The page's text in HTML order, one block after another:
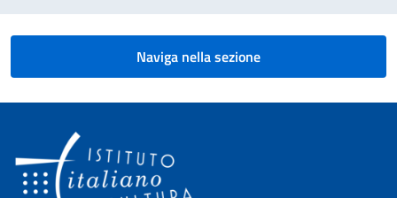
Naviga nella sezione